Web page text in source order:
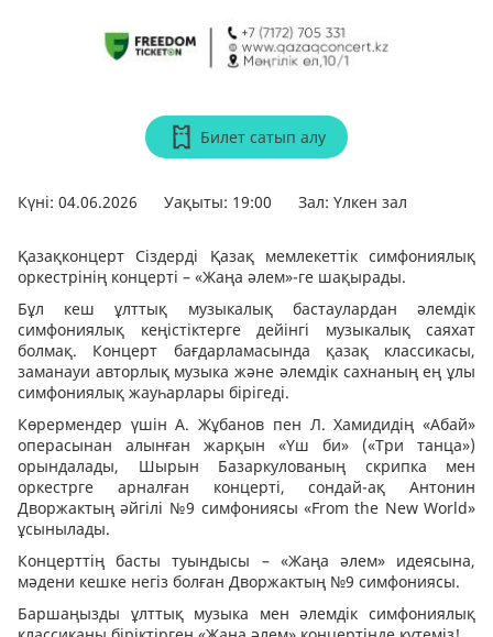
Билет сатып алу
Күні: 04.06.2026 Уақыты: 19:00 Зал: Үлкен зал
Қазақконцерт Сіздерді Қазақ мемлекеттік симфониялық
оркестрінің концерті – «Жаңа әлем»-ге шақырады.
Бұл кеш ұлттық музыкалық бастаулардан әлемдік
симфониялық кеңістіктерге дейінгі музыкалық саяхат
болмақ. Концерт бағдарламасында қазақ классикасы,
заманауи авторлық музыка және әлемдік сахнаның ең ұлы
симфониялық жауһарлары бірігеді.
Көрермендер үшін А. Жұбанов пен Л. Хамидидің «Абай»
операсынан алынған жарқын «Үш би» («Три танца»)
орындалады, Шырын Базаркулованың скрипка мен
оркестрге арналған концерті, сондай-ақ Антонин
Дворжактың әйгілі №9 симфониясы «From the New World»
ұсынылады.
Концерттің басты туындысы – «Жаңа әлем» идеясына,
мәдени кешке негіз болған Дворжактың №9 симфониясы.
Баршаңызды ұлттық музыка мен әлемдік симфониялық